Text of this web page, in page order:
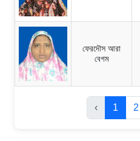
ফেরদৌস আরা
বেগম
‹ 1 2